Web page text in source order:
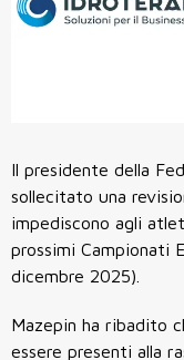
Il presidente della
sollecitato una
impediscono agli
prossimi Campionati
dicembre 2025).
Mazepin ha ribadito
essere presenti alla